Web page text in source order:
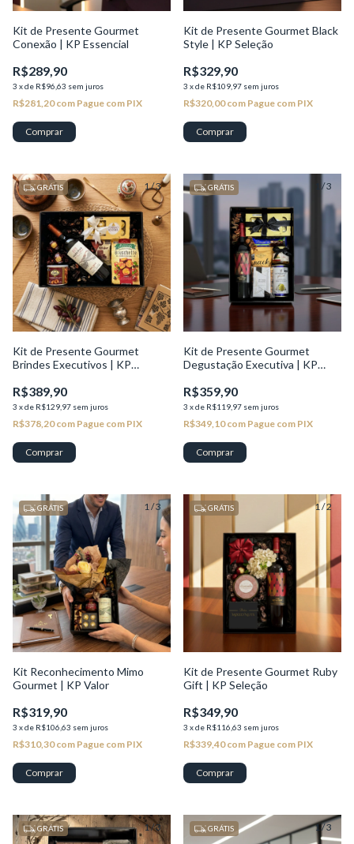
Kit de Presente Gourmet
Conexão | KP Essencial
R$289,90
3 xde R$96,63 sem juros
R$281,20com Pague com PIX
Kit de Presente Gourmet Black
Style | KP Seleção
R$329,90
3 xde R$109,97 sem juros
R$320,00com Pague com PIX
1/3
GRÁTIS
Kit de Presente Gourmet
Brindes Executivos | KP
R$389,90
3 xde R$129,97 sem juros
R$378,20com Pague com PIX
/3
GRÁTIS
Kit de Presente Gourmet
Degustação Executiva | KP
R$359,90
3 xde R$119,97 sem juros
R$349,10com Pague com PIX
1/3
GRÁTIS
Kit Reconhecimento Mimo
Gourmet | KP Valor
R$319,90
3 xde R$106,63 sem juros
R$310,30com Pague com PIX
1/2
GRÁTIS
Kit de Presente Gourmet Ruby
Gift | KP Seleção
R$349,90
3 xde R$116,63 sem juros
R$339,40com Pague com PIX
1/3
GRÁTIS 1/3
GRÁTIS